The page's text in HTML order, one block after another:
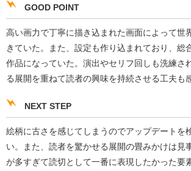
GOOD POINT
高い画力で丁寧に描き込まれた画面によって世
きていた。また、設定も作り込まれており、総
作品になっていた。演出やセリフ回しも洗練さ
る展開を重ねて読者の興味を持続させる工夫も
NEXT STEP
絵柄に古さを感じてしまうのでアップデートを
い。また、読者を驚かせる展開の畳みかけは見
が多すぎて読切として一番に表現したかった要